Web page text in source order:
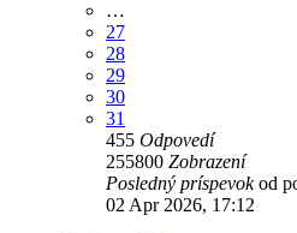
…
27
28
29
30
31
455 Odpovedí
255800 Zobrazení
Posledný príspevokod
02 Apr 2026, 17:12